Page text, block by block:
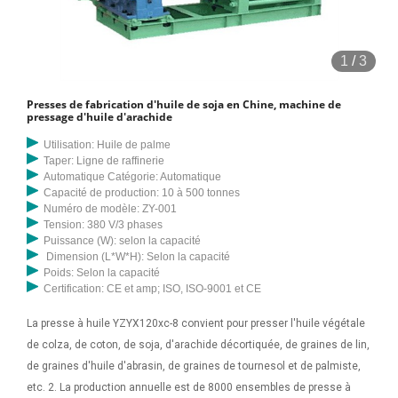
Station de pressage d'huile de palme : Séparez les fruits et les noyaux
du palmier, et la presse à huile peut obtenir du CPO (huile de palme
double vis peut améliorer considérablement l'efficacité du travail
coordonnées ne seront utilisées qu'une seule fois suite à cette
Quality, Safety and Process monitoring by through elemental Analysis
and UV/Vis spectroscopy », mais au au plus tard dans les 31 jours,
afin de contacter les collaborateurs d'Analytik Jena ou nos
partenaires commerciaux. (Tableau 1). Le rendement et la qualité de
l’huile de palme produite dans ces régions restent supérieurs à l’huile
produite dans d’autres régions du monde. Les plantations de palmiers
à huile en Amérique latine sont relativement récentes. Production
tonnes) 1969-71 1980 1990 2002 1969-71 1980 1990 2002 Monde
1983,03 4 5052,64 1 11163
1 /3
Presses de fabrication d'huile de soja en Chine, machine de
pressage d'huile d'arachide
Utilisation: Huile de palme
Taper: Ligne de raffinerie
Automatique Catégorie: Automatique
Capacité de production: 10 à 500 tonnes
Numéro de modèle: ZY-001
Tension: 380 V/3 phases
Puissance (W): selon la capacité
Dimension (L*W*H): Selon la capacité
Poids: Selon la capacité
Certification: CE et amp; ISO, ISO-9001 et CE
La presse à huile YZYX120xc-8 convient pour presser l'huile végétale
de colza, de coton, de soja, d'arachide décortiquée, de graines de lin,
de graines d'huile d'abrasin, de graines de tournesol et de palmiste,
etc. 2. La production annuelle est de 8000 ensembles de presse à